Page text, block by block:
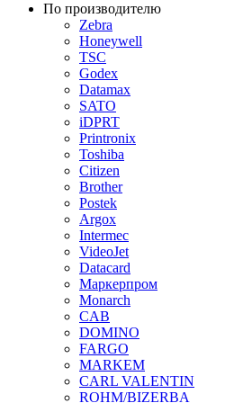
По производителю
Zebra
Honeywell
TSC
Godex
Datamax
SATO
iDPRT
Printronix
Toshiba
Citizen
Brother
Postek
Argox
Intermec
VideoJet
Datacard
Маркерпром
Monarch
CAB
DOMINO
FARGO
MARKEM
CARL VALENTIN
ROHM/BIZERBA